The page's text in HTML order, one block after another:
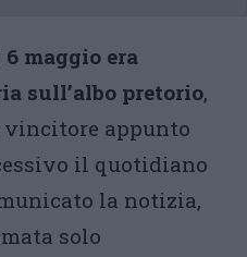
maggio era
sull’albo pretorio,
appunto
il quotidiano
la notizia,
solo